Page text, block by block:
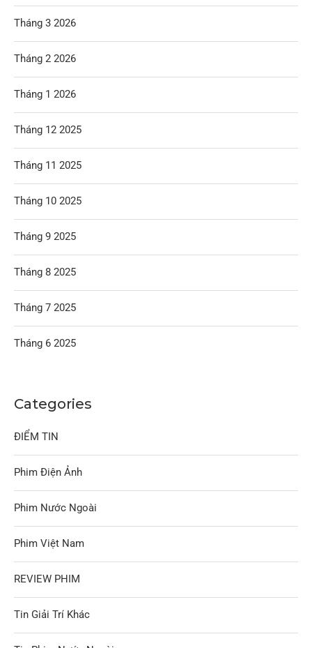
Tháng 3 2026
Tháng 2 2026
Tháng 1 2026
Tháng 12 2025
Tháng 11 2025
Tháng 10 2025
Tháng 9 2025
Tháng 8 2025
Tháng 7 2025
Tháng 6 2025
Categories
ĐIỂM TIN
Phim Điện Ảnh
Phim Nước Ngoài
Phim Việt Nam
REVIEW PHIM
Tin Giải Trí Khác